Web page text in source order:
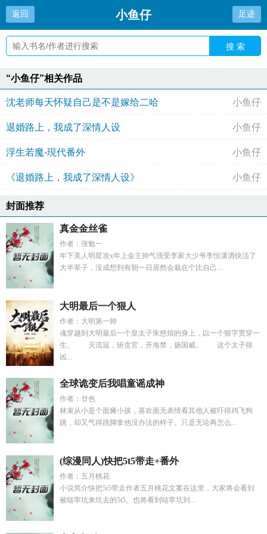
返回 小鱼仔 足迹
搜 索
“小鱼仔”相关作品
沈老师每天怀疑自己是不是嫁给二哈 小鱼仔
退婚路上，我成了深情人设 小鱼仔
浮生若魔-現代番外 小鱼仔
《退婚路上，我成了深情人设》 小鱼仔
封面推荐
真金金丝雀
作者：张勉一
年下美人明星攻x年上金主帅气强受李家大少爷李恒潇洒快活了
大半辈子，没成想到有朝一日居然会栽在个比自己...
大明最后一个狠人
作者：大明第一帅
魂穿越到大明最后一个皇太子朱慈烺的身上，以一个狠字贯穿一
生。 灭流寇，斩贪官，开海禁，扬国威。 这个太子很
凶...
全球诡变后我唱童谣成神
作者：廿色
林束从小是个面瘫小孩，喜欢面无表情看其他人被吓得鸡飞狗
跳，却又气得跳脚拿他没办法的样子。只是无论再怎么...
(综漫同人)快把5t5带走+番外
作者：五月桃花
小说简介快把5t5带走作者五月桃花文案在这里，大家将会看到
被哒宰坑来坑去的5t5。也将看到哒宰坑到...